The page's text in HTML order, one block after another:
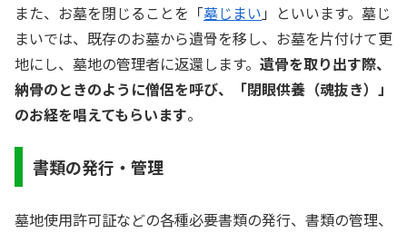
また、お墓を閉じることを「墓じまい 」といいます。墓じ
まいでは、既存のお墓から遺骨を移し、お墓を片付けて更
地にし、墓地の管理者に返還します。 遺骨を取り出す際、
納骨のときのように僧侶を呼び、「閉眼供養（魂抜き）」
のお経を唱えてもらいます。
書類の発行・管理
墓地使用許可証などの各種必要書類の発行、書類の管理、